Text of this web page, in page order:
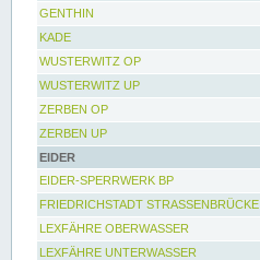
GENTHIN
KADE
WUSTERWITZ OP
WUSTERWITZ UP
ZERBEN OP
ZERBEN UP
EIDER
EIDER-SPERRWERK BP
FRIEDRICHSTADT STRASSENBRÜCKE
LEXFÄHRE OBERWASSER
LEXFÄHRE UNTERWASSER